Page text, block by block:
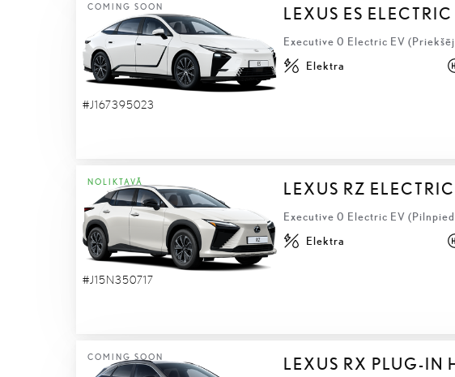
COMING SOON
#J167395023
LEXUS ES ELECTRIC
Executive 0 Electric EV
Elektra
NOLIKTAVĀ
#J15N350717
LEXUS RZ ELECTRIC
Executive 0 Electric EV
Elektra
COMING SOON LEXUS RX PLUG-IN